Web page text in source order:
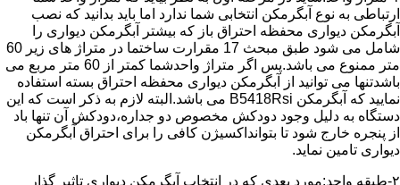
ارتباطی به نوع آبگرمکن انتخابی شما ندارد اما باید بدانید که نصب
آبگرمکن دیواری محفظه احتراق باز که بیشتر آبگرمکن دیواری را
شامل می شود طبق مبحث 17 مقرارت ساختما در متراژ های زیر 60
متر ممنوع می باشد.پس اگر متراژ واحدشما کمتر از 60 متر مربع می
باشدتنها می توانید از آبگرمکن دیواری محفظه احتراق بسته استفاده
نمایید که آبگرمکن B5418Rsi می باشد.البته لازم به ذکر است که این
دستگاه به دلیل وجود دودکش مخصوص دو جداره،دودکش آن تنها باد
از پنجره خارج شود تا بتوانداکسیژن کافی را برای احتراق آبگرمکن
دیواری تامین نماید.
۲-طبقه واحد:مورد بعدی که در انتخاب آبگرمکن دیواری تاثیر گذار